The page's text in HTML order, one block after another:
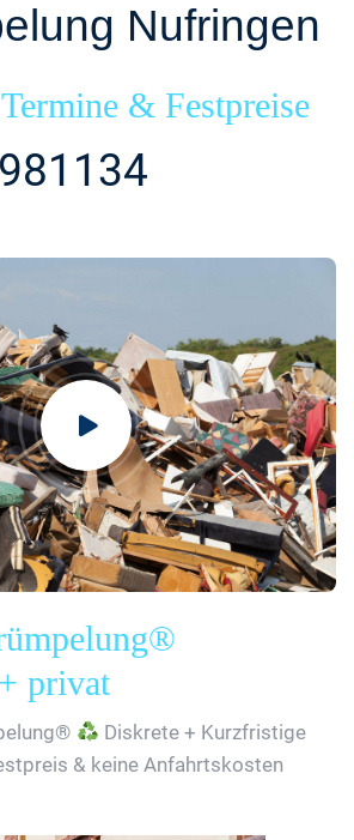
Nufringen
& Festpreise
privat
Diskrete + Kurzfristige
& keine Anfahrtskosten